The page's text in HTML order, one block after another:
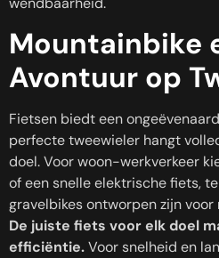
Mountainbike
Avontuur op
Fietsen biedt een
perfecte tweewieler hangt
doel. Voor woon-werkverkeer
of een snelle elektrische fiets,
gravelbikes ontworpen zijn
De juiste fiets voor elk doel
efficiëntie.Voor snelheid en